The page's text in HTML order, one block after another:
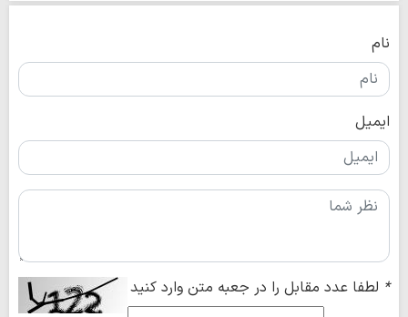
نام
ایمیل
* لطفا عدد مقابل را در جعبه متن وارد کنید